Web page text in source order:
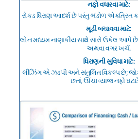
નફો વધારવા માટે:
રોકડ ધિરાણ આદર્શ છે પરંતુ ભંડોળ એકત્રિત
મૂડી બચાવવા માટે:
લોન મધ્યમ નાણાકીય સાથે સારો ઉકેલ આપે છે
અથવા વગર ખર્ચ.
ધિરાણની સુવિધા માટે:
લીઝિંગ એ ઝડપી અને સંતુલિત વિકલ્પ છે;
છતાં, ઊંચા વ્યાજ નફો